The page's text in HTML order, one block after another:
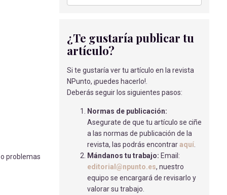
problemas
CUIDADOS DE LA NUTRICIÓN
ENTERAL DOMICILIARIA.
ROTURA DEL LIGAMENTO ANTERIOR
EN DEPORTE
IMPACTO PSICOLÓGICO EN
PACIENTE POSOPERADA DE
MASTECTOMÍA.
Rodríguez Domínguez A.R.- 02/04/2018
CARTA CIENTÍFICA - TIMOLOL
TÓPICO EN EL TRATAMIENTO DE
¿Te gustaría publicar tu
artículo?
Si te gustaría ver tu artículo en la revista
NPunto, ¡puedes hacerlo!.
Deberás seguir los siguientes pasos:
Normas de publicación:
Asegurate de que tu artículo se ciñe
a las normas de publicación de la
revista, las podrás encontraraquí
Mándanos tu trabajo: Email:
editorial@npunto.es, nuestro
equipo se encargará de revisarlo y
valorar su trabajo.